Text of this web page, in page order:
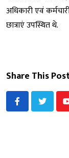
अधिकारी एवं
छात्राएं उपस्थित थे.
Share This